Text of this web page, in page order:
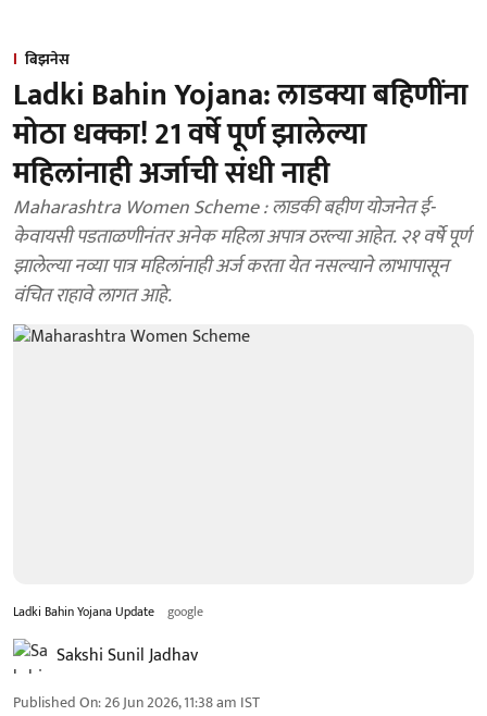
बिझनेस
Ladki Bahin Yojana: लाडक्या बहि‍णींना
मोठा धक्का! 21 वर्षे पूर्ण झालेल्या
महिलांनाही अर्जाची संधी नाही
Maharashtra Women Scheme : लाडकी बहीण योजनेत ई-
केवायसी पडताळणीनंतर अनेक महिला अपात्र ठरल्या आहेत. २१ वर्षे पूर्ण
झालेल्या नव्या पात्र महिलांनाही अर्ज करता येत नसल्याने लाभापासून
वंचित राहावे लागत आहे.
Ladki Bahin Yojana Update google
Sakshi Sunil Jadhav
Published On:26 Jun 2026, 11:38 am IST